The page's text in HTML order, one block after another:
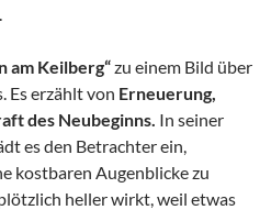
am Keilberg“zu einem Bild über
Es erzählt von Erneuerung,
des Neubeginns. In seiner
es den Betrachter ein,
kostbaren Augenblicke zu
heller wirkt, weil etwas